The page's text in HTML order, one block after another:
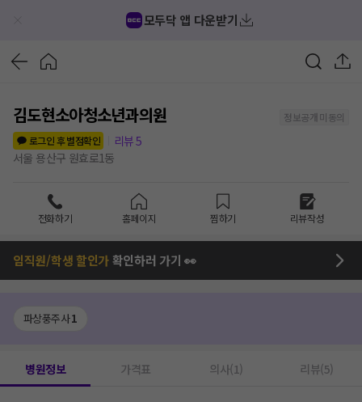
모두닥 앱 다운받기
김도현소아청소년과의원
정보공개 미동의
로그인 후 별점확인
리뷰5
서울 용산구 원효로1동
전화하기 홈페이지 찜하기 리뷰작성
임직원/학생 할인가확인하러 가기 👀
파상풍주사1
병원정보 가격표 의사(1) 리뷰(5)